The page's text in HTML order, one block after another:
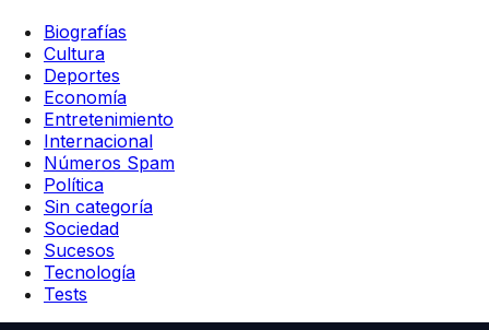
Biografías
Cultura
Deportes
Economía
Entretenimiento
Internacional
Números Spam
Política
Sin categoría
Sociedad
Sucesos
Tecnología
Tests